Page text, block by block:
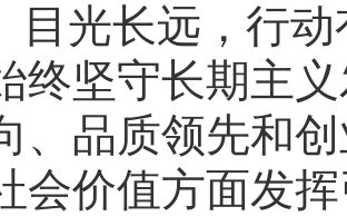
目光长远，行
终坚守长期主
、品质领先和
会价值方面发